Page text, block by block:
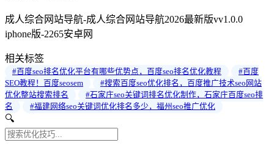
成人综合网站导航-成人综合网站导航2026最新版vv1.0.0
iphone版-2265安卓网
相关标签
#百度seo排名优化平台有哪些优势点，百度seo排名优化教程
#百度
SEO教程！百度seosem
#搜索百度seo优化排名，百度推广技术seo网站
优化整站搜索排名
#石家庄seo关键词排名优化制作，石家庄百度seo排
名
#福建网络seo关键词优化排名多少，福州seo推广优化
🔍